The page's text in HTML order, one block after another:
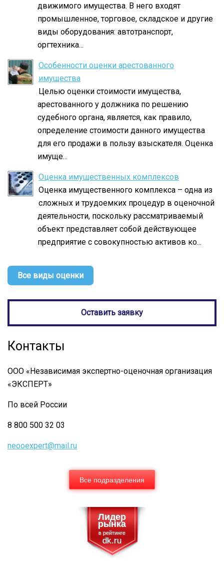
движимого имущества. В него входят
промышленное, торговое, складское и другие
виды оборудования: автотранспорт,
оргтехника...
Особенности оценки арестованного
имущества
Целью оценки стоимости имущества,
арестованного у должника по решению
судебного органа, является, как правило,
определение стоимости данного имущества
для его продажи в пользу взыскателя. Оценка
имуще...
Оценка имущественных комплексов
Оценка имущественного комплекса – одна из
сложных и трудоемких процедур в оценочной
деятельности, поскольку рассматриваемый
объект представляет собой действующее
предприятие с совокупностью активов ко...
Все виды оценки
Оставить заявку
Контакты
ООО «Независимая экспертно-оценочная организация
«ЭКСПЕРТ»
По всей России
8 800 500 32 03
neooexpert@mail.ru
Все подразделения